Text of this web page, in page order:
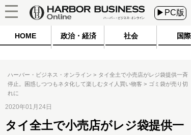
▶PC版
HOME 政治・経済 社会 国際
ハーバー・ビジネス・オンライン
タイ全土で小売店がレジ袋提供一斉
停止。困惑しつつもネタ化して楽しむタイ人買い物客
ゴミ袋が売り切
れに
2020年01月24日
タイ全土で小売店がレジ袋提供一